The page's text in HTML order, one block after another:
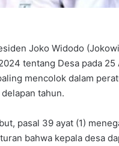
Joko Widodo
tentang Desa pada
mencolok dalam
tahun.
pasal 39 ayat (1)
bahwa kepala desa